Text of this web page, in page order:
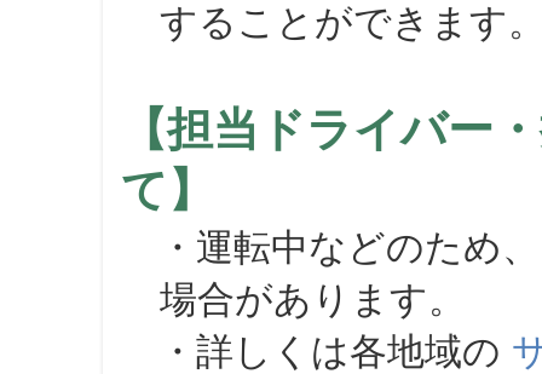
することができます
【担当ドライバー
て】
・運転中などのため
場合があります。
・詳しくは各地域の